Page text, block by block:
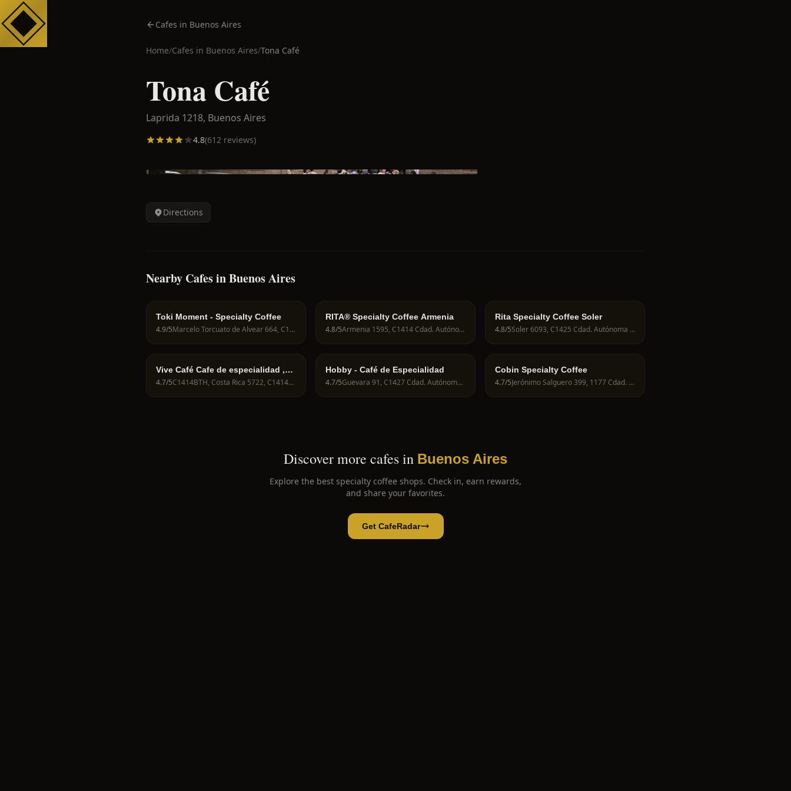
Cafes in Buenos Aires
Home/Cafes in Buenos Aires/Tona Café
Tona Café
Laprida 1218, Buenos Aires
4.8(612 reviews)
Directions
Nearby Cafes in Buenos Aires
Toki Moment - Specialty Coffee
4.9/5 Marcelo Torcuato de Alvear 664, C1058 Cdad. Autónoma de Buenos Aires, Argentina
RITA® Specialty Coffee Armenia
4.8/5 Armenia 1595, C1414 Cdad. Autónoma de Buenos Aires, Argentina
Rita Specialty Coffee Soler
4.8/5 Soler 6093, C1425 Cdad. Autónoma de Buenos Aires, Argentina
Vive Café Cafe de especialidad ,
cafés de campeonatos
4.7/5 C1414BTH, Costa Rica 5722, C1414BTH Cdad. Autónoma de Buenos Aires, Argentina
Hobby - Café de Especialidad
4.7/5 Guevara 91, C1427 Cdad. Autónoma de Buenos Aires, Argentina
Cobin Specialty Coffee
4.7/5 Jerónimo Salguero 399, 1177 Cdad. Autónoma de Buenos Aires, Argentina
Discover more cafes in Buenos Aires
Explore the best specialty coffee shops. Check in, earn rewards,
and share your favorites.
Get CafeRadar